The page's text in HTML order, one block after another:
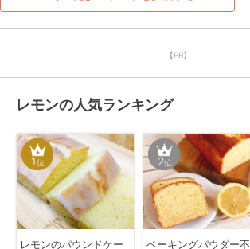
【PR】
レモンの人気ランキング
1位
レモンのパウンドケー
2位
ベーキングパウダー不